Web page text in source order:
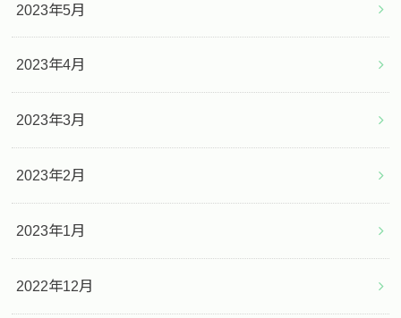
2023年5月
2023年4月
2023年3月
2023年2月
2023年1月
2022年12月